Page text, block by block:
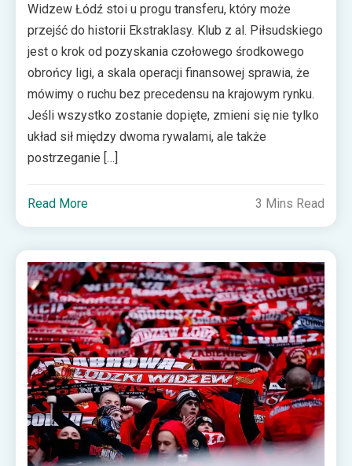
Widzew Łódź stoi u progu transferu, który może
przejść do historii Ekstraklasy. Klub z al. Piłsudskiego
jest o krok od pozyskania czołowego środkowego
obrońcy ligi, a skala operacji finansowej sprawia, że
mówimy o ruchu bez precedensu na krajowym rynku.
Jeśli wszystko zostanie dopięte, zmieni się nie tylko
układ sił między dwoma rywalami, ale także
postrzeganie […]
Read More 3 Mins Read